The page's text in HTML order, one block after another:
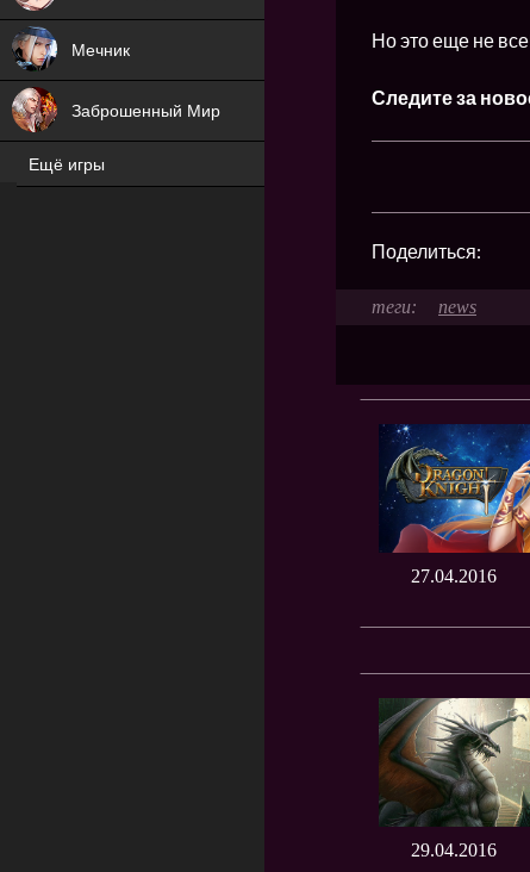
Но это еще не
Следите за
Поделиться:
news
27.04.2016
29.04.2016
Мечник
Заброшенный Мир
NEW
Ещё игры